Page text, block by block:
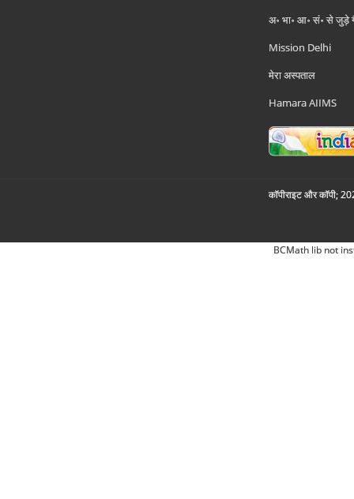
अ॰ भा॰ आ॰ सं॰ से जुड़े
Mission Delhi
मेरा अस्पताल
Hamara AIIMS
कॉपीराइट और कॉपी;
BCMath lib not